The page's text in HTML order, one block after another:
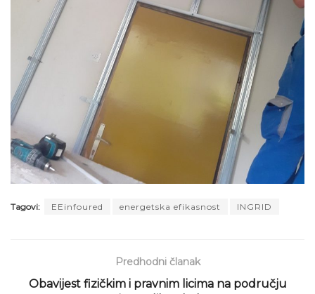
Tagovi: EEinfoured energetska efikasnost INGRID
Predhodni članak
Obavijest fizičkim i pravnim licima na području